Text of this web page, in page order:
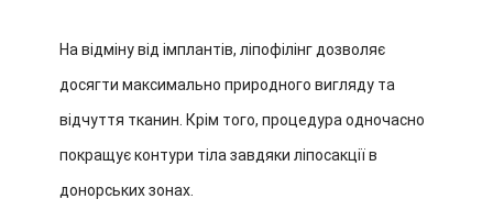
На відміну від імплантів, ліпофілінг дозволяє
досягти максимально природного вигляду та
відчуття тканин. Крім того, процедура одночасно
покращує контури тіла завдяки ліпосакції в
донорських зонах.